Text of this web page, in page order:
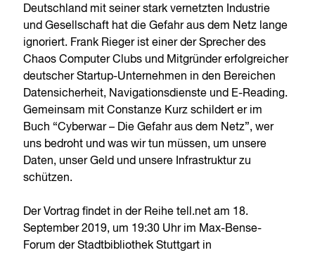
Deutschland mit seiner stark vernetzten Industrie
und Gesellschaft hat die Gefahr aus dem Netz lange
ignoriert. Frank Rieger ist einer der Sprecher des
Chaos Computer Clubs und Mitgründer erfolgreicher
deutscher Startup-Unternehmen in den Bereichen
Datensicherheit, Navigationsdienste und E-Reading.
Gemeinsam mit Constanze Kurz schildert er im
Buch “Cyberwar – Die Gefahr aus dem Netz”, wer
uns bedroht und was wir tun müssen, um unsere
Daten, unser Geld und unsere Infrastruktur zu
schützen.
Der Vortrag findet in der Reihe tell.net am 18.
September 2019, um 19:30 Uhr im Max-Bense-
Forum der Stadtbibliothek Stuttgart in